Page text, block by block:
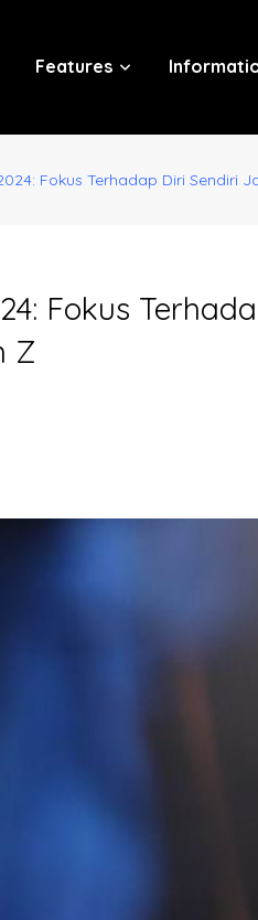
Features
Fokus Terhadap Diri Sendiri
Fokus
Z